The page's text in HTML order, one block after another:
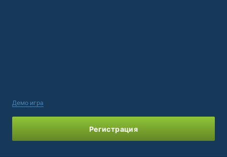
Демо игра
Регистрация